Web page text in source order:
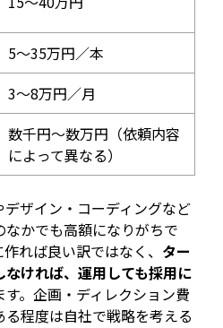
5～35万円／本
3～8万円／月
数千円～数万円（依頼内容
によって異なる）
ザイン・コーディングなど
かでも高額になりがちで
れば良い訳ではなく、 ター
ければ、運用しても採用に
。企画・ディレクション費
程度は自社で戦略を考える